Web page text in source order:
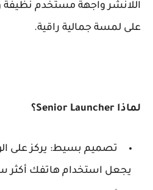
اللانشر واجهة مستخدم
على لمسة جمالية راقية.
لماذا Senior Launcher؟
تصميم بسيط: يركز على
يجعل استخدام هاتفك أكثر